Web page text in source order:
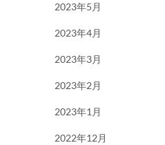
2023年5月
2023年4月
2023年3月
2023年2月
2023年1月
2022年12月